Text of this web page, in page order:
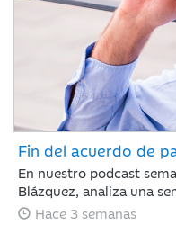
Fin del acuerdo de
En nuestro podcast
Blázquez, analiza una
inesperado de la tensión
Hace 3 semanas